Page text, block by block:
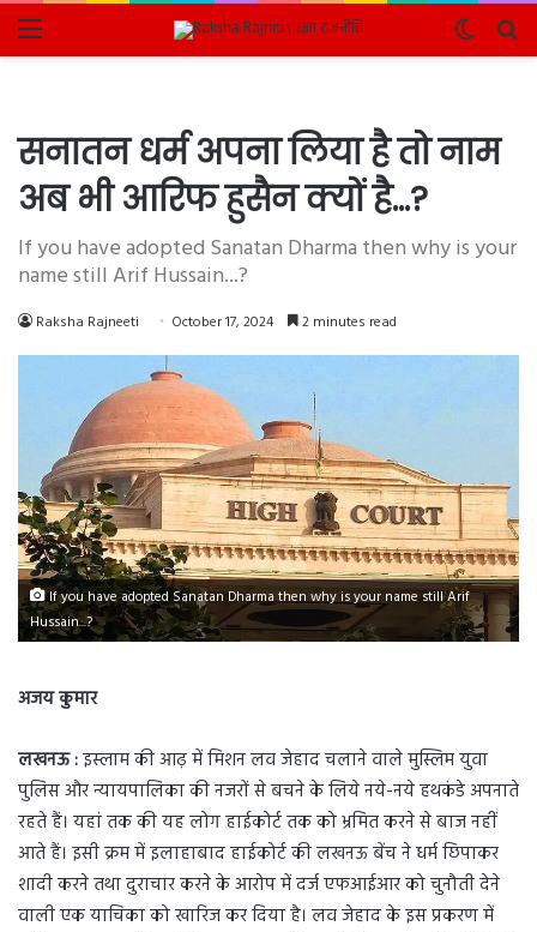
Menu
Switch
skin
सनातन धर्म अपना लिया है तो नाम
अब भी आरिफ हुसैन क्यों है…?
If you have adopted Sanatan Dharma then why is your
name still Arif Hussain...?
Raksha Rajneeti October 17, 2024 2 minutes read
If you have adopted Sanatan Dharma then why is your name still Arif
Hussain...?
अजय कुमार
लखनऊ :इस्लाम की आढ़ में मिशन लव जेहाद चलाने वाले मुस्लिम युवा
पुलिस और न्यायपालिका की नजरों से बचने के लिये नये-नये हथकंडे अपनाते
रहते हैं। यहां तक की यह लोग हाईकोर्ट तक को भ्रमित करने से बाज नहीं
आते हैं। इसी क्रम में इलाहाबाद हाईकोर्ट की लखनऊ बेंच ने धर्म छिपाकर
शादी करने तथा दुराचार करने के आरोप में दर्ज एफआईआर को चुनौती देने
वाली एक याचिका को खारिज कर दिया है। लव जेहाद के इस प्रकरण में